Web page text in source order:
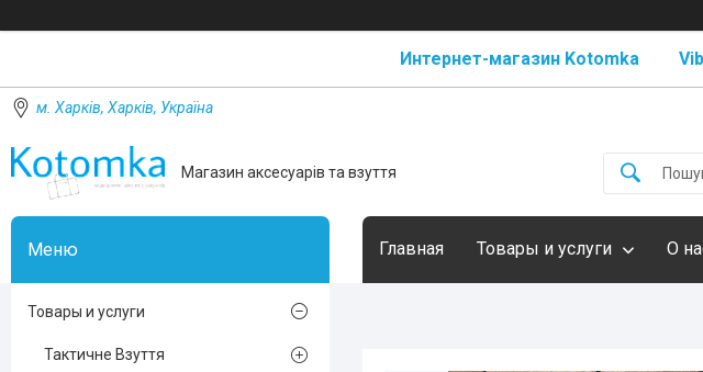
Интернет-магазин Kotomka
м. Харків, Харків, Україна
Магазин аксесуарів та взуття
Главная Товары и услуги О
Товары и услуги
Тактичне Взуття